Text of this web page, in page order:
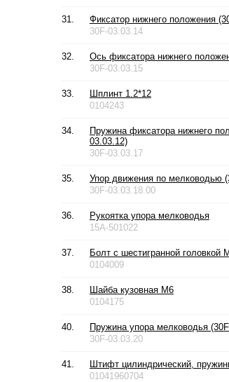
31.
Фиксатор нижнего положения
30F-03.03.14
32.
Ось фиксатора нижнего
30F-03.03.15
33.
Шплинт 1.2*12
0104243
34.
Пружина фиксатора нижнего
03.03.12)
30F-03.03.17
35.
Упор движения по мелководью
30F-03.03.18.00
36.
Рукоятка упора мелководья
15A-501022
37.
Болт с шестигранной головкой
0104009
38.
Шайба кузовная М6
0104175
40.
Пружина упора мелководья
30F-03.03.20
41.
Штифт цилиндрический,
01041960704